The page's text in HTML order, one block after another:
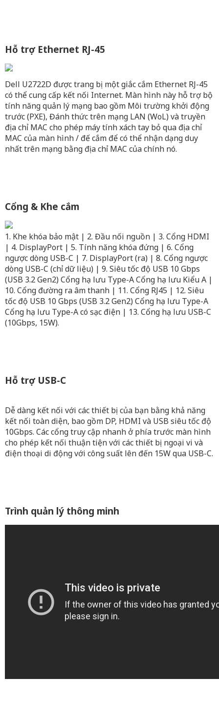
Hỗ trợ Ethernet RJ-45
Dell U2722D được trang bị một giắc cắm Ethernet RJ-45
có thể cung cấp kết nối Internet. Màn hình này hỗ trợ bộ
tính năng quản lý mạng bao gồm Môi trường khởi động
trước (PXE), Đánh thức trên mạng LAN (WoL) và truyền
địa chỉ MAC cho phép máy tính xách tay bỏ qua địa chỉ
MAC của màn hình / đế cắm để có thể nhận dạng duy
nhất trên mạng bằng địa chỉ MAC của chính nó.
Cổng & Khe cắm
1. Khe khóa bảo mật | 2. Đầu nối nguồn | 3. Cổng HDMI
| 4. DisplayPort | 5. Tính năng khóa đứng | 6. Cổng
ngược dòng USB-C | 7. DisplayPort (ra) | 8. Cổng ngược
dòng USB-C (chỉ dữ liệu) | 9. Siêu tốc độ USB 10 Gbps
(USB 3.2 Gen2) Cổng hạ lưu Type-A Cổng hạ lưu Kiểu A |
10. Cổng đường ra âm thanh | 11. Cổng RJ45 | 12. Siêu
tốc độ USB 10 Gbps (USB 3.2 Gen2) Cổng hạ lưu Type-A
Cổng hạ lưu Type-A có sạc điện | 13. Cổng hạ lưu USB-C
(10Gbps, 15W).
Hỗ trợ USB-C
Dễ dàng kết nối với các thiết bị của bạn bằng khả năng
kết nối toàn diện, bao gồm DP, HDMI và USB siêu tốc độ
10Gbps. Các cổng truy cập nhanh ở phía trước màn hình
cho phép kết nối thuận tiện với các thiết bị ngoại vi và
điện thoại di động với công suất lên đến 15W qua USB-C.
Trình quản lý thông minh